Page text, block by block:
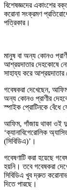
বিশেষজ্ঞদের একাংশের
করোনা সংক্রমণ
পত্রিকার।
মানুষ বা অন্য কোনও
আশ্রয়দাতার দেহকোষে
সাহায্য করে আশ্রয়দাতার
গবেষকরা দেখেছেন,
অন্য কোনও প্রাণীর
স্পাইক প্রোটিনকে বেঁধে
আফিম, গাঁজায় থাকা ওই
‘ক্যানাবিগেরোলিক
(সিবিডিএ)’।
গবেষণাটি করা হয়েছে
হয়নি। তবে গবেষকরা
সিবিডিএ খুব দ্রুত
দিতে পারছে।